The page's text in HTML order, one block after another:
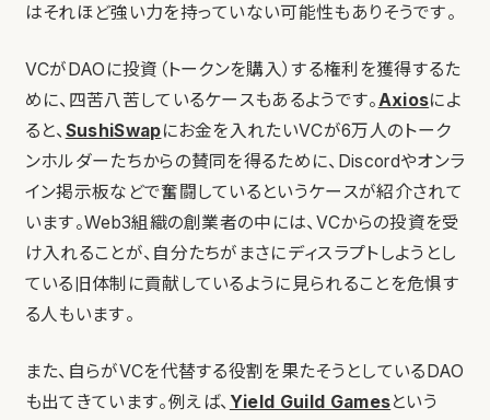
はそれほど強い力を持っていない可能性もありそうです。
VCがDAOに投資（トークンを購入）する権利を獲得するた
めに、四苦八苦しているケースもあるようです。 Axiosによ
ると、 SushiSwapにお金を入れたいVCが6万人のトーク
ンホルダーたちからの賛同を得るために、Discordやオンラ
イン掲示板などで奮闘しているというケースが紹介されて
います。Web3組織の創業者の中には、VCからの投資を受
け入れることが、自分たちがまさにディスラプトしようとし
ている旧体制に貢献しているように見られることを危惧す
る人もいます。
また、自らがVCを代替する役割を果たそうとしているDAO
も出てきています。例えば、 Yield Guild Gamesという